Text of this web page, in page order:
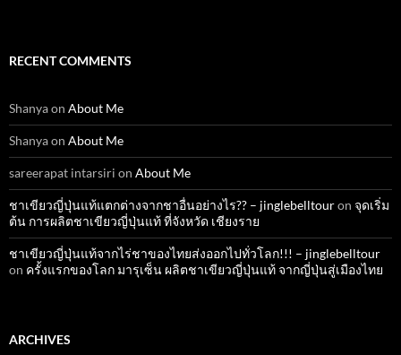
RECENT COMMENTS
Shanyaon About Me
Shanyaon About Me
sareerapat intarsiri on About Me
ชาเขียวญี่ปุ่นแท้แตกต่างจากชาอื่นอย่างไร?? – jinglebelltouron จุดเริ่ม
ต้น การผลิตชาเขียวญี่ปุ่นแท้ ที่จังหวัด เชียงราย
ชาเขียวญี่ปุ่นแท้จากไร่ชาของไทยส่งออกไปทั่วโลก!!! – jinglebelltour
on ครั้งแรกของโลก มารุเซ็น ผลิตชาเขียวญี่ปุ่นแท้ จากญี่ปุ่นสู่เมืองไทย
ARCHIVES